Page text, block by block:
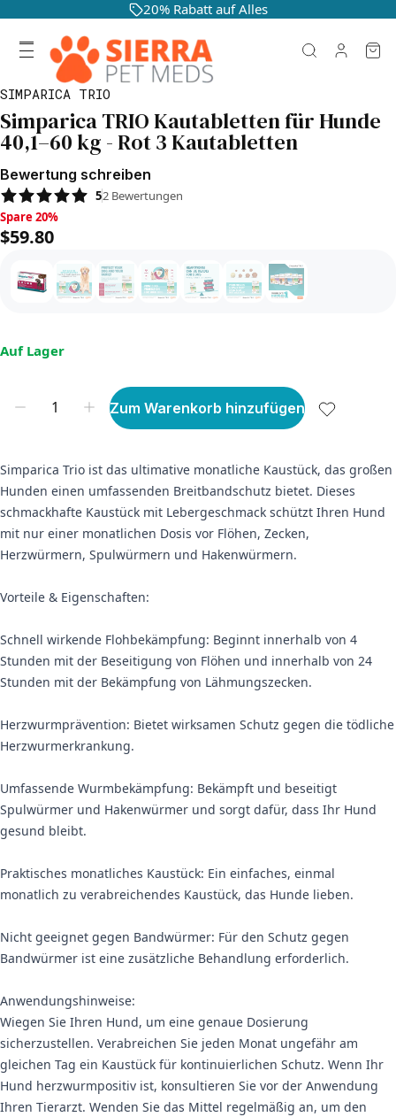
20% Rabatt auf Alles
SIMPARICA TRIO
Simparica TRIO Kautabletten für Hunde
40,1–60 kg - Rot 3 Kautabletten
Bewertung schreiben
52 Bewertungen
Spare 20%, $59.80
Spare 20%
$59.80
Auf Lager
Zum Warenkorb hinzufügen
Simparica Trio ist das ultimative monatliche Kaustück, das großen
Hunden einen umfassenden Breitbandschutz bietet. Dieses
schmackhafte Kaustück mit Lebergeschmack schützt Ihren Hund
mit nur einer monatlichen Dosis vor Flöhen, Zecken,
Herzwürmern, Spulwürmern und Hakenwürmern.
Vorteile & Eigenschaften:
Schnell wirkende Flohbekämpfung: Beginnt innerhalb von 4
Stunden mit der Beseitigung von Flöhen und innerhalb von 24
Stunden mit der Bekämpfung von Lähmungszecken.
Herzwurmprävention: Bietet wirksamen Schutz gegen die tödliche
Herzwurmerkrankung.
Umfassende Wurmbekämpfung: Bekämpft und beseitigt
Spulwürmer und Hakenwürmer und sorgt dafür, dass Ihr Hund
gesund bleibt.
Praktisches monatliches Kaustück: Ein einfaches, einmal
monatlich zu verabreichendes Kaustück, das Hunde lieben.
Nicht geeignet gegen Bandwürmer: Für den Schutz gegen
Bandwürmer ist eine zusätzliche Behandlung erforderlich.
Anwendungshinweise:
Wiegen Sie Ihren Hund, um eine genaue Dosierung
sicherzustellen. Verabreichen Sie jeden Monat ungefähr am
gleichen Tag ein Kaustück für kontinuierlichen Schutz. Wenn Ihr
Hund herzwurmpositiv ist, konsultieren Sie vor der Anwendung
Ihren Tierarzt. Wenden Sie das Mittel regelmäßig an, um den